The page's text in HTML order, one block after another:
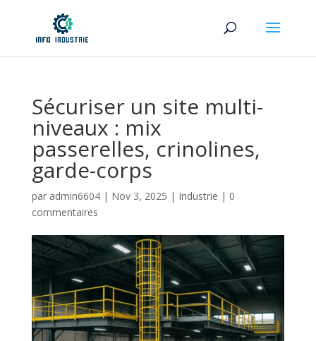
Sécuriser un site multi-
niveaux : mix
passerelles, crinolines,
garde-corps
par admin6604| Nov 3, 2025 | Industrie | 0
commentaires